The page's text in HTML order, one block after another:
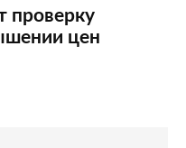
проверку
цен